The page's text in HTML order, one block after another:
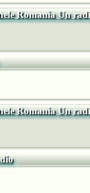
Romania Un
Romania Un